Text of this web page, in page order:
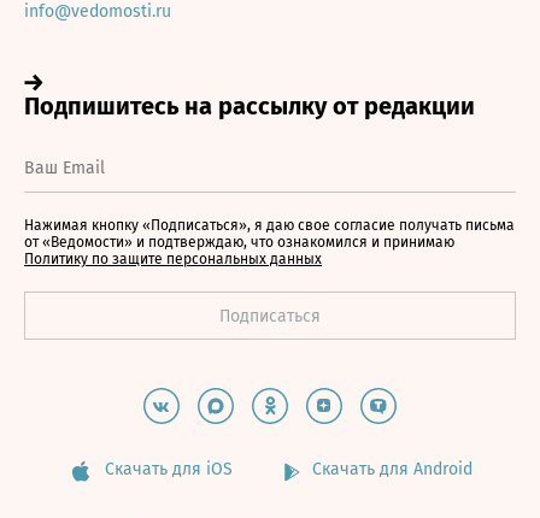
info@vedomosti.ru
Нажимая кнопку «Подписаться», я даю свое согласие получать письма
от «Ведомости» и подтверждаю, что ознакомился и принимаю
Политику по защите персональных данных
Скачать для iOS Скачать для Android